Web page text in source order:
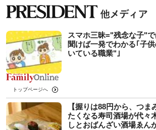
スマホ三昧="残念な子"
聞けば一発でわかる｢子
いている職業"｣
トップページへ
【握りは88円から、つ
たくなる寿司酒場が代々
しとおばんざい酒場ゑん